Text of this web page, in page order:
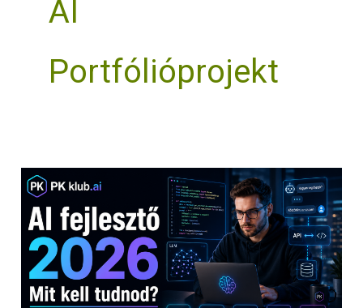
AI
Portfólióprojekt
AI-
karrier
2026-
ban:
ezekre